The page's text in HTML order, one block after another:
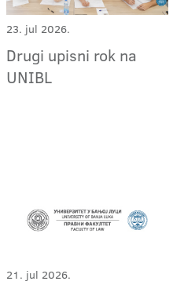
23. jul 2026.
Drugi upisni rok na
UNIBL
21. jul 2026.